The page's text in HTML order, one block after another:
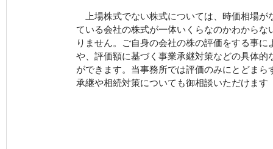
上場株式でない株式については、時価相場が
ている会社の株式が一体いくらなのかわからな
りません。ご自身の会社の株の評価をする事に
や、評価額に基づく事業承継対策などの具体的
ができます。当事務所では評価のみにとどまら
承継や相続対策についても御相談いただけます